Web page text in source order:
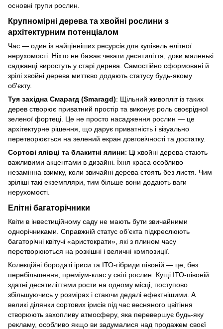
основні групи рослин.
Крупномірні дерева та хвойні рослини з
архітектурним потенціалом
Час — один із найцінніших ресурсів для купівель елітної
нерухомості. Ніхто не бажає чекати десятиліття, доки маленькі
саджанці виростуть у старі дерева. Самостійно сформовані й
зрілі хвойні дерева миттєво додають статусу будь-якому
об'єкту.
Туя західна Смарагд (Smaragd): Щільний живопліт із таких
дерев створює приватний простір та виконує роль своєрідної
зеленої фортеці. Це не просто насадження рослин — це
архітектурне рішення, що дарує приватність і візуально
перетворюється на зелений екран довговічності та достатку.
Сортові ялівці та блакитні ялини: Ці хвойні дерева стають
важливими акцентами в дизайні. Їхня краса особливо
незамінна взимку, коли звичайні дерева стоять без листя. Чим
зріліші такі екземпляри, тим більше вони додають ваги
нерухомості.
Елітні багаторічники
Квіти в інвестиційному саду не мають бути звичайними
однорічниками. Справжній статус об’єкта підкреслюють
багаторічні квітучі «аристократи», які з плином часу
перетворюються на розкішні і величні композиції.
Колекційні бородаті іриси та ІТО-гібриди півоній — це, без
перебільшення, преміум-клас у світі рослин. Кущі ІТО-півоній
здатні десятиліттями рости на одному місці, поступово
збільшуючись у розмірах і стаючи дедалі ефектнішими. А
великі ділянки сортових ірисів під час весняного цвітіння
створюють захопливу атмосферу, яка перевершує будь-яку
рекламу, особливо якщо ви задумалися над продажем своєї